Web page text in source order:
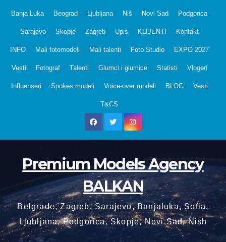
Banja Luka Beograd Ljubljana Niš Novi Sad Podgorica
Sarajevo Skopje Zagreb Upis KLIJENTI Kontakt
INFO Mali fotomodeli Mali talenti Foto Studio EXPO 2027
Vesti Fotograf Talenti Glumci i glumice Statisti Vlogeri
Influenseri Spokes modeli Voice-over modeli BLOG Vesti
T&CS
Premium Models Agency
BALKAN
Belgrade, Zagreb, Sarajevo, Banjaluka, Sofia,
Ljubljana, Podgorica, Skopje, Novi Sad, Nish